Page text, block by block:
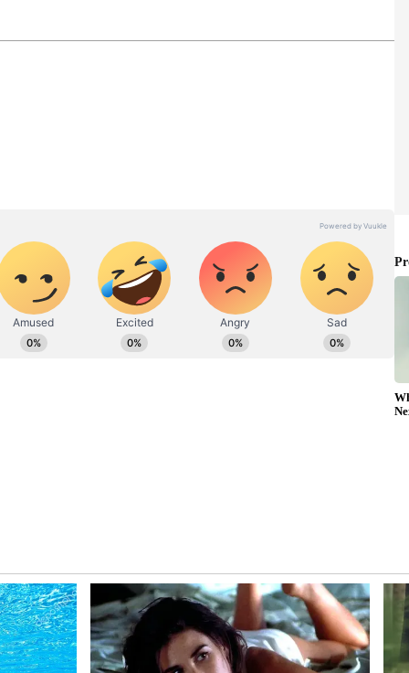
సౌజన్యంతో)
నగర్, హైదరాబాద్‌లలో విద్యను అభ్యసించారు. ఆ కాలంలో
కంపెనీలో పనిచేస్తున్న సమయంలో ఎలక్ట్రికల్ ఎక్విప్‌మెంట్‌లో